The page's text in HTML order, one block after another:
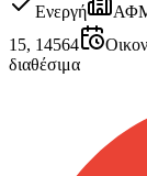
Ενεργή
15, 14564
διαθέσιμα